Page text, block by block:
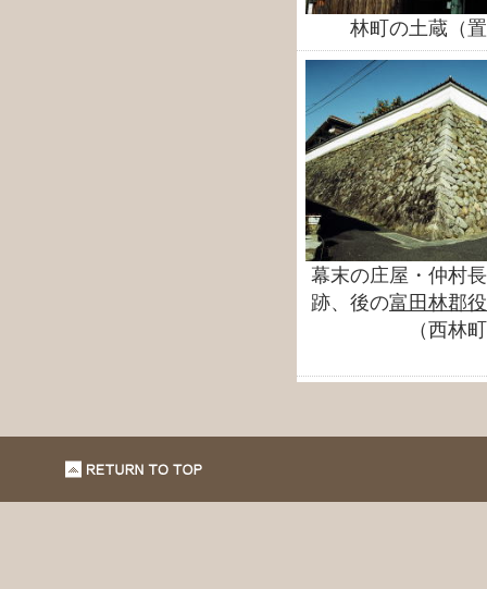
林町の土蔵（
幕末の庄屋・仲村
跡、後の富田林郡
（西林